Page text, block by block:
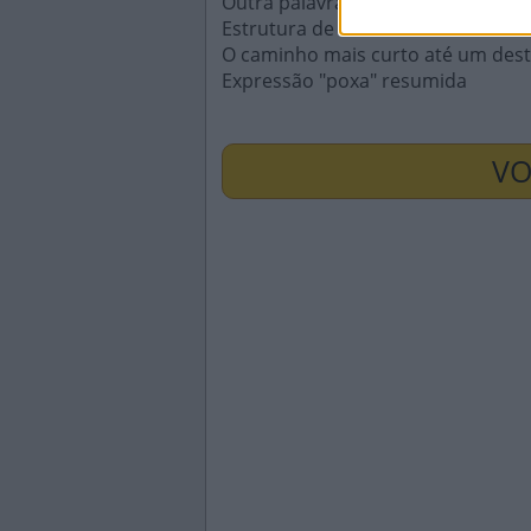
Estrutura de fios de metal onde
O caminho mais curto até um
Expressão "poxa" resumida